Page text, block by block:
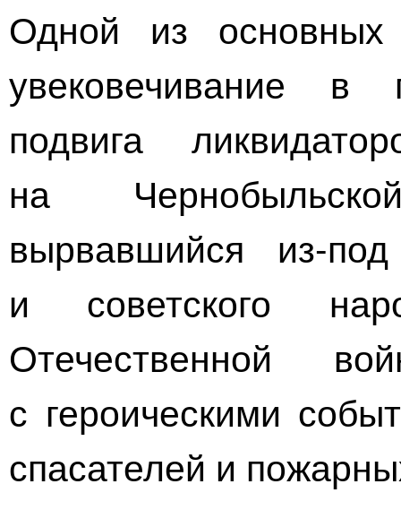
Одной из основных
увековечивание в
подвига
на
вырвавшийся из-под
и советского
Отечественной
с героическими
спасателей и